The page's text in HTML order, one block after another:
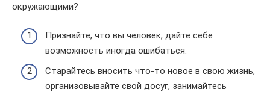
окружающими?
Признайте, что вы человек, дайте себе
возможность иногда ошибаться.
Старайтесь вносить что-то новое в свою жизнь,
организовывайте свой досуг, занимайтесь